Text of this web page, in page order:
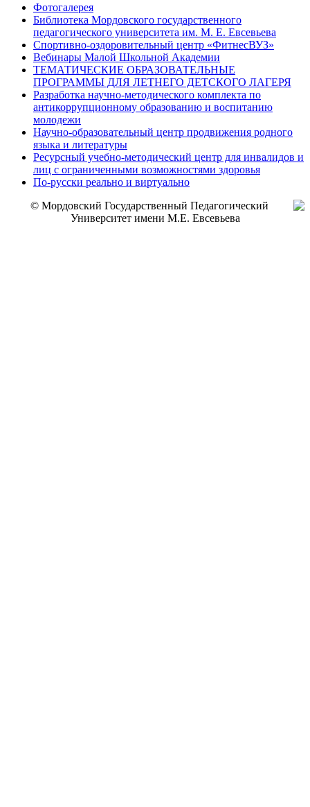
Фотогалерея
Библиотека Мордовского государственного
педагогического университета им. М. Е. Евсевьева
Спортивно-оздоровительный центр «ФитнесВУЗ»
Вебинары Малой Школьной Академии
ТЕМАТИЧЕСКИЕ ОБРАЗОВАТЕЛЬНЫЕ
ПРОГРАММЫ ДЛЯ ЛЕТНЕГО ДЕТСКОГО ЛАГЕРЯ
Разработка научно-методического комплекта по
антикоррупционному образованию и воспитанию
молодежи
Научно-образовательный центр продвижения родного
языка и литературы
Ресурсный учебно-методический центр для инвалидов и
лиц с ограниченными возможностями здоровья
По-русски реально и виртуально
© Мордовский Государственный Педагогический
Университет имени М.Е. Евсевьева